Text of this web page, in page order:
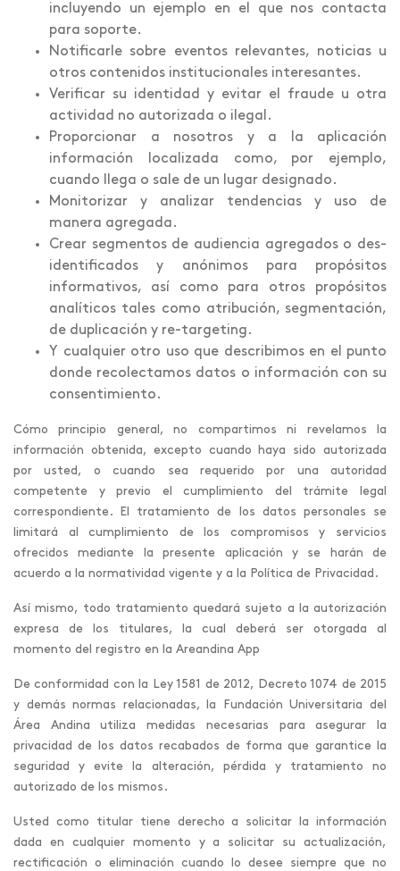
incluyendo un ejemplo en el que nos contacta
para soporte.
Notificarle sobre eventos relevantes, noticias u
otros contenidos institucionales interesantes.
Verificar su identidad y evitar el fraude u otra
actividad no autorizada o ilegal.
Proporcionar a nosotros y a la aplicación
información localizada como, por ejemplo,
cuando llega o sale de un lugar designado.
Monitorizar y analizar tendencias y uso de
manera agregada.
Crear segmentos de audiencia agregados o des-
identificados y anónimos para propósitos
informativos, así como para otros propósitos
analíticos tales como atribución, segmentación,
de duplicación y re-targeting.
Y cualquier otro uso que describimos en el punto
donde recolectamos datos o información con su
consentimiento.
Cómo principio general, no compartimos ni revelamos la
información obtenida, excepto cuando haya sido autorizada
por usted, o cuando sea requerido por una autoridad
competente y previo el cumplimiento del trámite legal
correspondiente. El tratamiento de los datos personales se
limitará al cumplimiento de los compromisos y servicios
ofrecidos mediante la presente aplicación y se harán de
acuerdo a la normatividad vigente y a la Política de Privacidad.
Así mismo, todo tratamiento quedará sujeto a la autorización
expresa de los titulares, la cual deberá ser otorgada al
momento del registro en la Areandina App
De conformidad con la Ley 1581 de 2012, Decreto 1074 de 2015
y demás normas relacionadas, la Fundación Universitaria del
Área Andina utiliza medidas necesarias para asegurar la
privacidad de los datos recabados de forma que garantice la
seguridad y evite la alteración, pérdida y tratamiento no
autorizado de los mismos.
Usted como titular tiene derecho a solicitar la información
dada en cualquier momento y a solicitar su actualización,
rectificación o eliminación cuando lo desee siempre que no